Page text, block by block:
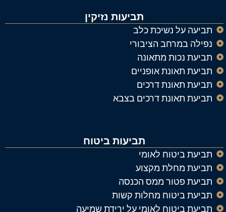
תביעות נזיקין
תביעה על נשיכת כלב
נפילה במרחב הציבורי
תביעת נכות מתאונה
תביעת תאונת אופניים
תביעת תאונת דרכים
תביעת תאונת דרכים בצבא
תביעות ביטוח
תביעת ביטוח לאומי
תביעת מחלת מקצוע
תביעת פטור ממס הכנסה
תביעת ביטוח מחלות קשות
תביעת ביטוח לאומי על ירידת שמיעה